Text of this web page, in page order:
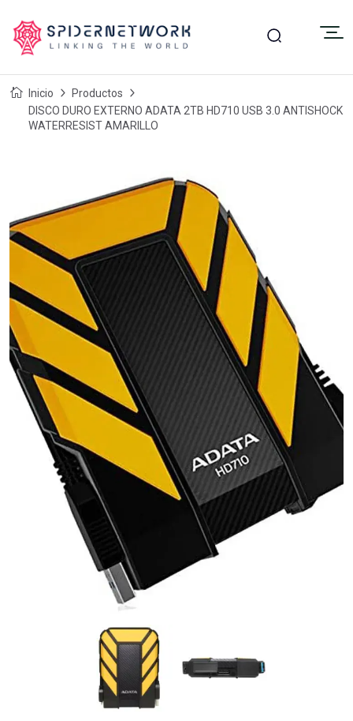
Inicio
Productos
DISCO DURO EXTERNO ADATA 2TB HD710 USB 3.0 ANTISHOCK
WATERRESIST AMARILLO